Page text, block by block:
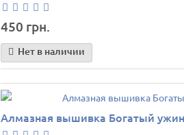
450 грн.
Нет в наличии
Алмазная вышивка Богатый ужин